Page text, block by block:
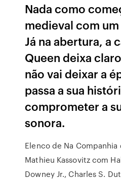
Nada como
medieval com
Já na abertura, a
Queen deixa
não vai deixar a
passa a sua
comprometer a
sonora.
Elenco de Na
Mathieu Kassovitz com
Downey Jr., Charles S.